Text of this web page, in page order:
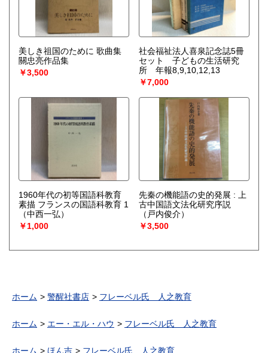
美しき祖国のために 歌曲集
關忠亮作品集
￥3,500
社会福祉法人喜泉記念誌5冊
セット 子どもの生活研究
所 年報8,9,10,12,13
￥7,000
1960年代の初等国語科教育
素描 フランスの国語科教育 1
（中西一弘）
￥1,000
先秦の機能語の史的発展 : 上
古中国語文法化研究序説
（戸内俊介）
￥3,500
ホーム 警醒社書店 フレーベル氏 人之教育
ホーム エー・エル・ハウ フレーベル氏 人之教育
ホーム ほん吉 フレーベル氏 人之教育